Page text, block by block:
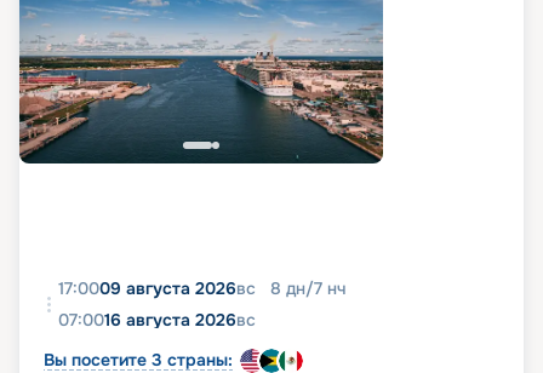
17:0009 августа 2026вс 8 дн/7 нч
07:0016 августа 2026вс
Вы посетите 3 страны: